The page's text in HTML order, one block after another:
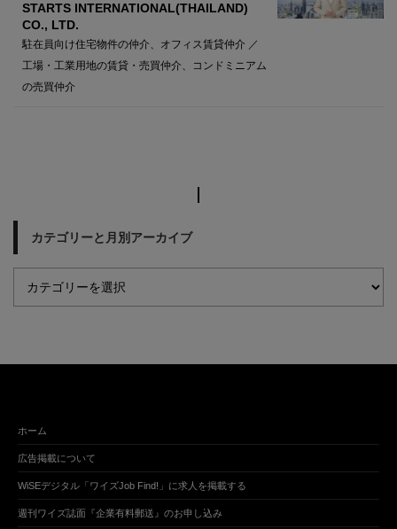
STARTS INTERNATIONAL(THAILAND)
CO., LTD.
駐在員向け住宅物件の仲介、オフィス賃貸仲介 ／
工場・工業用地の賃貸・売買仲介、コンドミニアム
の売買仲介
カテゴリーと月別アーカイブ
ホーム
広告掲載について
WiSEデジタル「ワイズJob Find!」に求人を掲載する
週刊ワイズ誌面『企業有料郵送』のお申し込み